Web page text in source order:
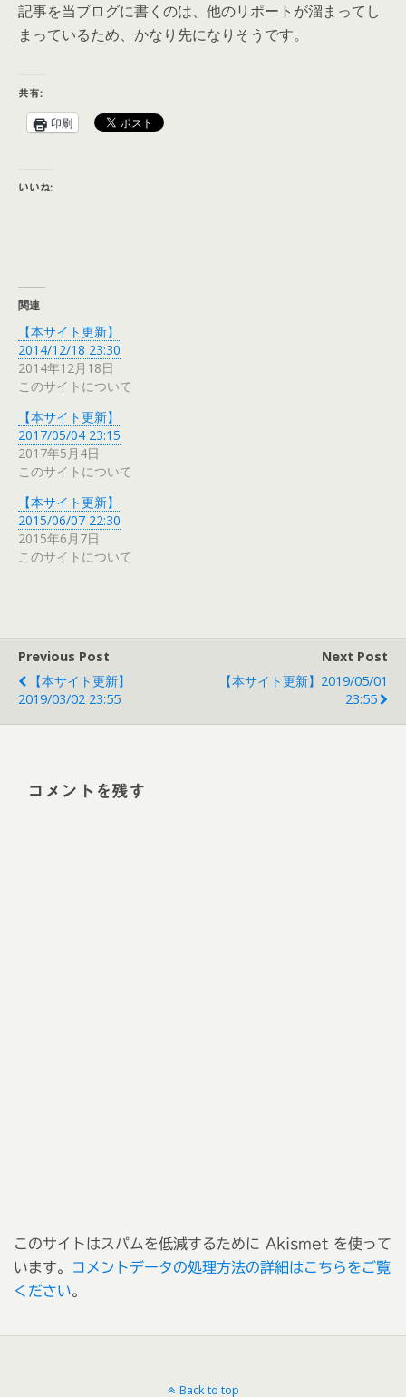
記事を当ブログに書くのは、他のリポートが溜まってし
まっているため、かなり先になりそうです。
共有:
印刷
いいね:
関連
【本サイト更新】
2014/12/18 23:30
2014年12月18日
このサイトについて
【本サイト更新】
2017/05/04 23:15
2017年5月4日
このサイトについて
【本サイト更新】
2015/06/07 22:30
2015年6月7日
このサイトについて
Previous Post
【本サイト更新】
2019/03/02 23:55
Next Post
【本サイト更新】2019/05/01
23:55
コメントを残す
このサイトはスパムを低減するために Akismet を使って
います。
コメントデータの処理方法の詳細はこちらをご覧
ください。
Back to top